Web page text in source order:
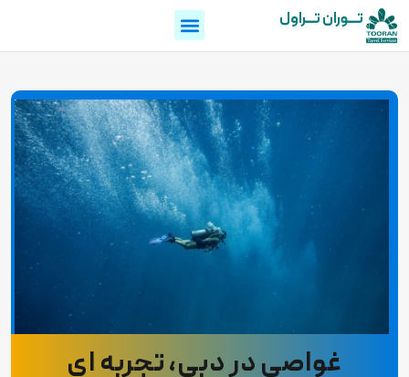
تـــوران تـــراول
غواصی در دبی، تجربه ای